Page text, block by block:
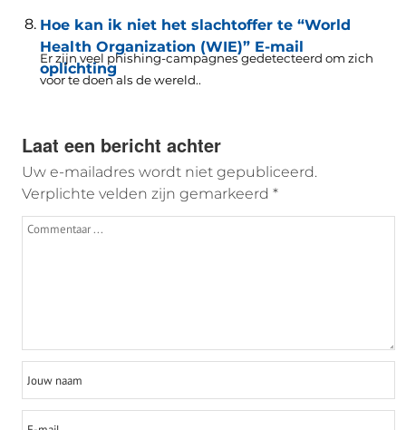
Hoe kan ik niet het slachtoffer te “World
Health Organization (WIE)” E-mail
oplichting
Er zijn veel phishing-campagnes gedetecteerd om zich
voor te doen als de wereld..
Laat een bericht achter
Uw e-mailadres wordt niet gepubliceerd.
Verplichte velden zijn gemarkeerd *